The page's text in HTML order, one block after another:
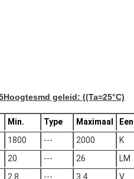
Hoogtesmd geleid: ((Ta=25°C)
Min. Type Maximaal
1800 --- 2000 K
20 --- 26 LM
2.8 --- 3.4 V